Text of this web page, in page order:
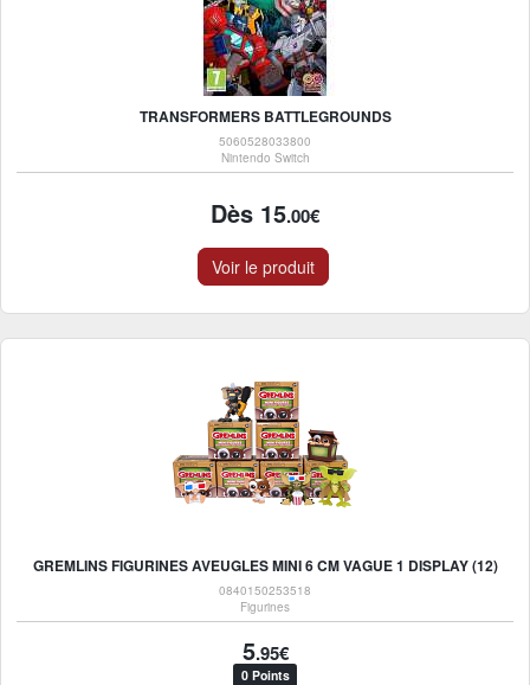
TRANSFORMERS BATTLEGROUNDS
5060528033800
Nintendo Switch
Dès 15.00€
Voir le produit
GREMLINS FIGURINES AVEUGLES MINI 6 CM VAGUE 1 DISPLAY (12)
0840150253518
Figurines
5.95€
0 Points